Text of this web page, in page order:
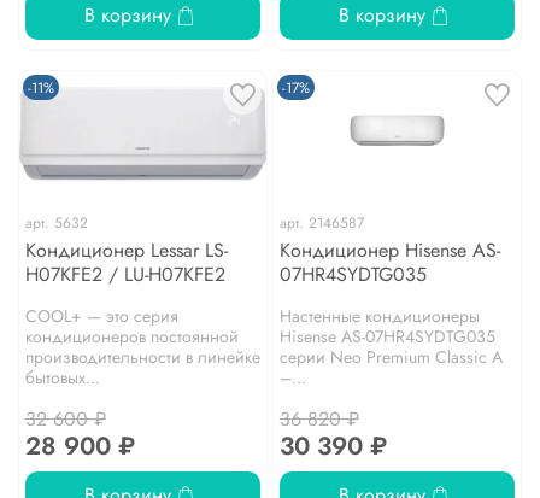
В корзину В корзину
-11%
арт. 5632
Кондиционер Lessar LS-
H07KFE2 / LU-H07KFE2
COOL+ — это серия
кондиционеров постоянной
производительности в линейке
бытовых...
32 600 ₽
28 900 ₽
-17%
арт. 2146587
Кондиционер Hisense AS-
07HR4SYDTG035
Настенные кондиционеры
Hisense AS-07HR4SYDTG035
серии Neo Premium Classic A
–...
36 820 ₽
30 390 ₽